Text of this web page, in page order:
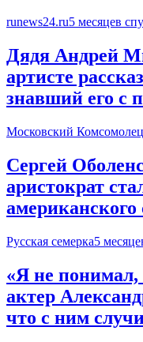
runews24.ru5 месяцев
Дядя Андрей
артисте
знавший его с
Московский Комсомолец
Сергей
аристократ
американского
Русская семерка5
«Я не понимал,
актер
что с ним